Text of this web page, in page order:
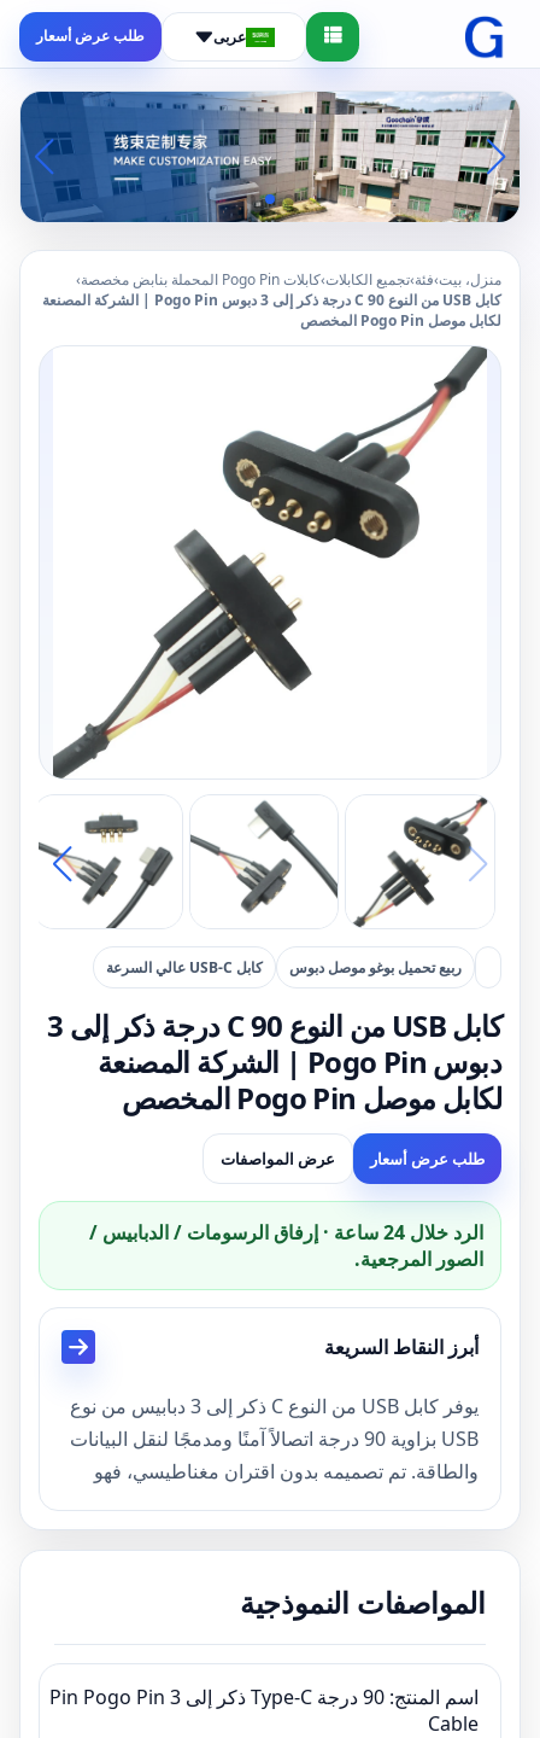
عربى طلب عرض أسعار
منزل، بيت›فئة›تجميع الكابلات›كابلات Pogo Pin المحملة بنابض مخصصة
›
كابل USB من النوع C 90 درجة ذكر إلى 3 دبوس Pogo Pin | الشركة المصنعة
لكابل موصل Pogo Pin المخصص
ربيع تحميل بوغو موصل دبوس كابل USB-C عالي السرعة
كابل USB من النوع C 90 درجة ذكر إلى 3
دبوس Pogo Pin | الشركة المصنعة
لكابل موصل Pogo Pin المخصص
طلب عرض أسعار عرض المواصفات
الرد خلال 24 ساعة · إرفاق الرسومات / الدبابيس /
الصور المرجعية.
أبرز النقاط السريعة
يوفر كابل USB من النوع C ذكر إلى 3 دبابيس من نوع
USB بزاوية 90 درجة اتصالاً آمنًا ومدمجًا لنقل البيانات
والطاقة. تم تصميمه بدون اقتران مغناطيسي، فهو
يضمن الاتصال الكهربائي المستقر والمتانة للتطبيقات
الصناعية والقابلة للارتداء والتطبيقات الطبية.
المواصفات النموذجية
اسم المنتج: 90 درجة Type-C ذكر إلى 3 Pin Pogo Pin
Cable